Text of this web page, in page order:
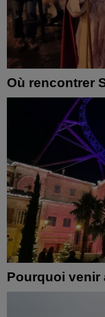
Où rencontrer
Pourquoi venir